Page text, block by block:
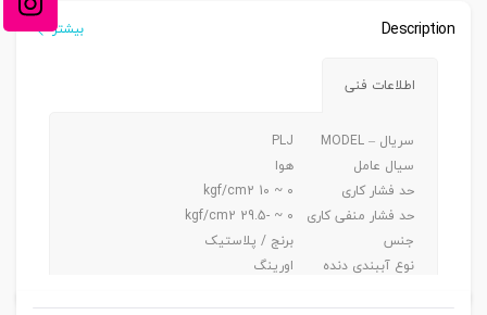
Description بیشتر
اطلاعات فنی
سریال – MODEL
PLJ
سیال عامل
هوا
حد فشار کاری
0 ~ 10 kgf/cm2
حد فشار منفی کاری
0 ~ -29.5 kgf/cm2
جنس
برنج / پلاستیک
نوع آببندی دنده
اورینگ